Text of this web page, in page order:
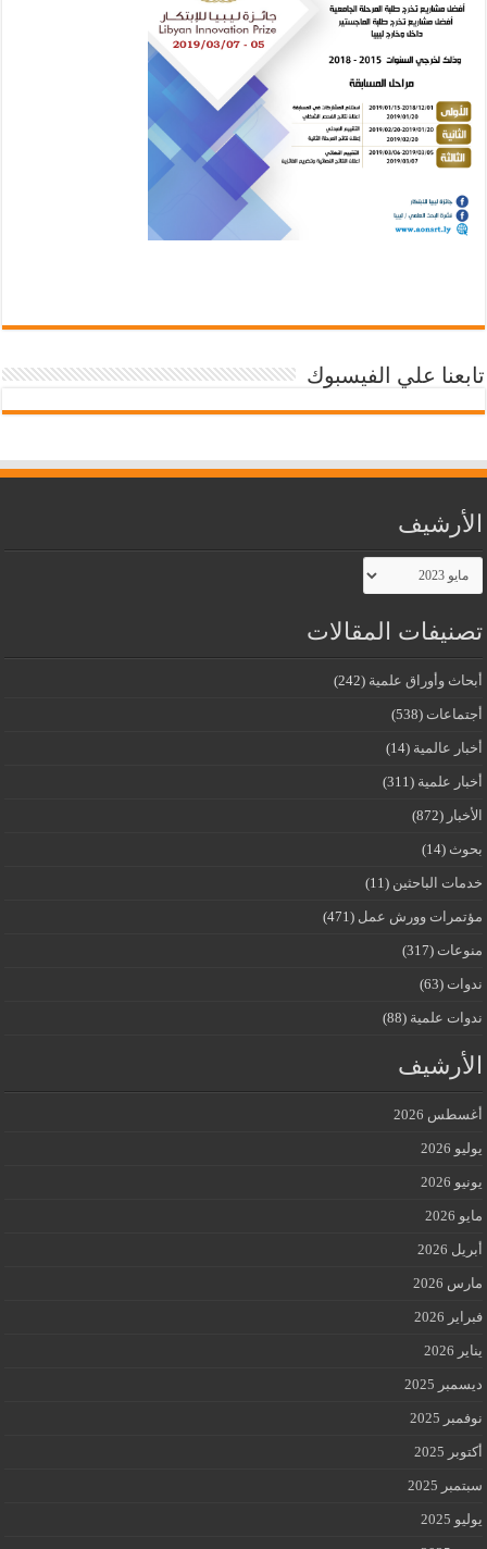
تابعنا علي الفيسبوك
الأرشيف
الأرشيف
تصنيفات المقالات
أبحاث وأوراق علمية (242)
أجتماعات (538)
أخبار عالمية (14)
أخبار علمية (311)
الأخبار (872)
بحوث (14)
خدمات الباحثين (11)
مؤتمرات وورش عمل (471)
منوعات (317)
ندوات (63)
ندوات علمية (88)
الأرشيف
أغسطس 2026
يوليو 2026
يونيو 2026
مايو 2026
أبريل 2026
مارس 2026
فبراير 2026
يناير 2026
ديسمبر 2025
نوفمبر 2025
أكتوبر 2025
سبتمبر 2025
يوليو 2025